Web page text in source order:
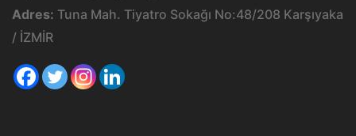
Adres: Tuna Mah. Tiyatro Sokağı No:48/208 Karşıyaka
/ İZMİR